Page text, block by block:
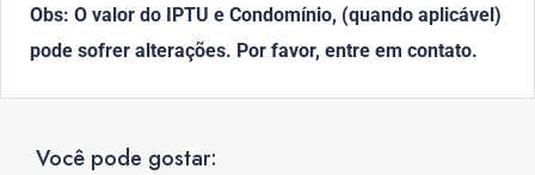
Obs: O valor do IPTU e Condomínio, (quando aplicável)
pode sofrer alterações. Por favor, entre em contato.
Você pode gostar: